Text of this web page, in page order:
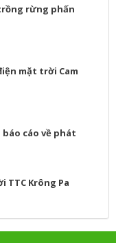
rừng phấn
mặt trời Cam
cáo về phát
TTC Krông Pa